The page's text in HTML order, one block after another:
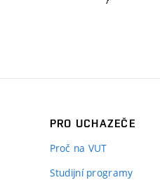
PRO UCHAZEČE
Proč na VUT
Studijní programy